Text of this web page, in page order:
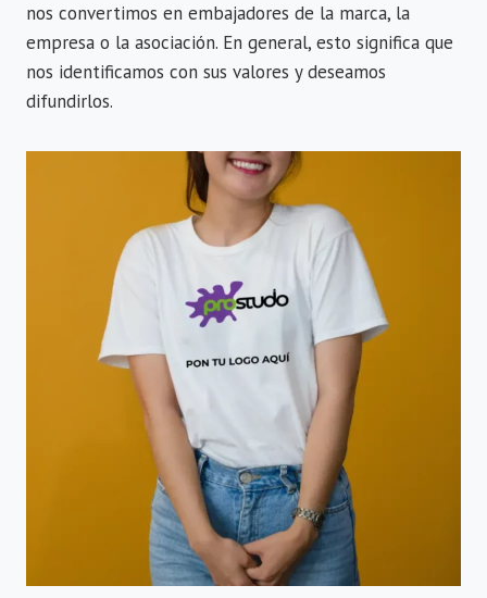
nos convertimos en embajadores de la marca, la
empresa o la asociación. En general, esto significa que
nos identificamos con sus valores y deseamos
difundirlos.